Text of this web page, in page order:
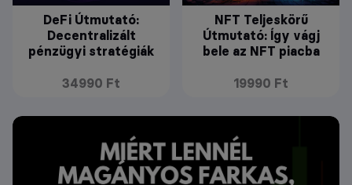
DeFi Útmutató:
Decentralizált
pénzügyi stratégiák
34990 Ft
NFT Teljeskörű
Útmutató: Így vágj
bele az NFT piacba
19990 Ft